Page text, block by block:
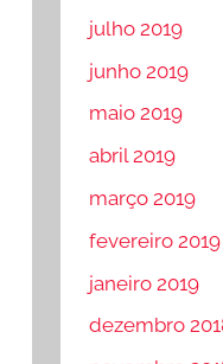
julho 2019
junho 2019
maio 2019
abril 2019
março 2019
fevereiro 2019
janeiro 2019
dezembro